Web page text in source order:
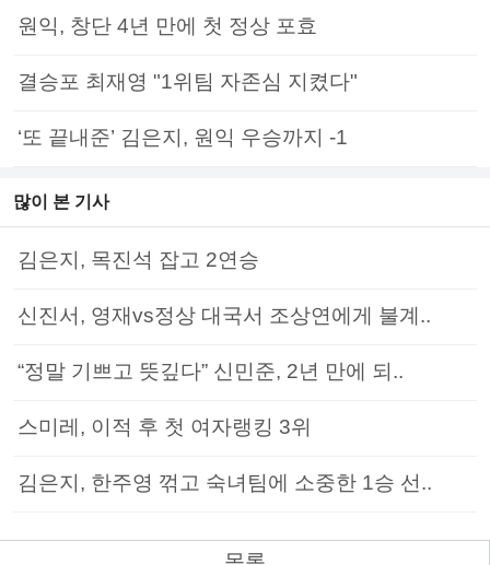
원익, 창단 4년 만에 첫 정상 포효
결승포 최재영 "1위팀 자존심 지켰다"
‘또 끝내준’ 김은지, 원익 우승까지 -1
많이 본 기사
김은지, 목진석 잡고 2연승
신진서, 영재vs정상 대국서 조상연에게 불계..
“정말 기쁘고 뜻깊다” 신민준, 2년 만에 되..
스미레, 이적 후 첫 여자랭킹 3위
김은지, 한주영 꺾고 숙녀팀에 소중한 1승 선..